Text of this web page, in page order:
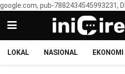
google.com, pub-7882434545993231,
LOKAL NASIONAL